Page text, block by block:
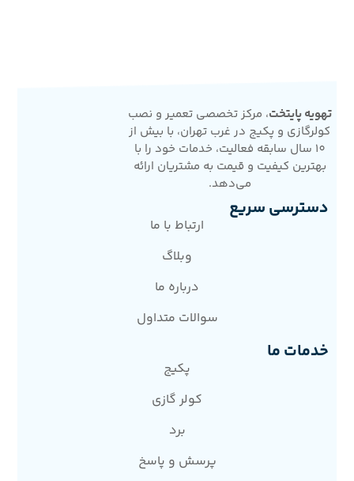
تهویه پایتخت، مرکز تخصصی تعمیر و نصب
کولرگازی و پکیج در غرب تهران، با بیش از
10 سال سابقه فعالیت، خدمات خود را با
بهترین کیفیت و قیمت به مشتریان ارائه
می‌دهد.
دسترسی سریع
ارتباط با ما
وبلاگ
درباره ما
سوالات متداول
خدمات ما
پکیج
کولر گازی
برد
پرسش و پاسخ